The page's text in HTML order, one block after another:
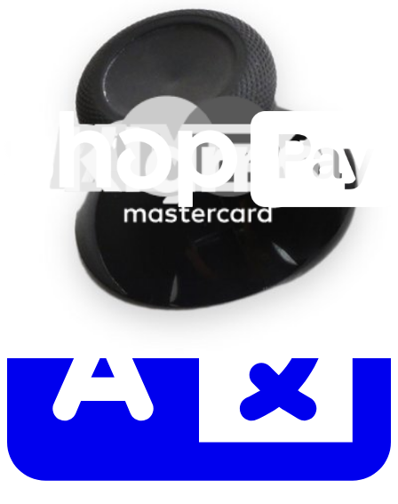
Erstmal online
anschauen
Hilf beim Übersetzen